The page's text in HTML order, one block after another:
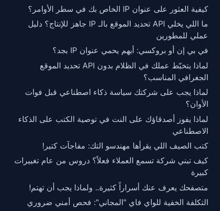
كيفية العثور على عنوان IP الخاص بك في سطر الأوامر؟
ما اللي يخلي API تحديد الموقع بالـ IP جاهز للإنتاج؟ دليل
عملي للمطورين
في بي إن أو بروكسي: أيهم يحمي عنوان IP بجد؟
لماذا يتخبّط عملك في الظلام بدون API تحديد الموقع
الجغرافي المناسب؟
لماذا يجب على شركتك سياسة ذكاء اصطناعي قبل فوات
الأوان؟
لماذا يفوز أصدقاؤك على النت في توصية الكتب على الذكاء
الاصطناعي
كتب الصيف اللي يقرأها مهندسو التك: مفاجآت كتير!
كيف تبني شركة تسمع العملاء فعلاً؟ دروس من عام تغييرات
كبيرة
متصفحك يعرف عنك أسراراً كثيرة.. ولماذا يجب أن تهتم!
التكلفة الخفية للواي فاي "المجاني": فحص أمني ضروري